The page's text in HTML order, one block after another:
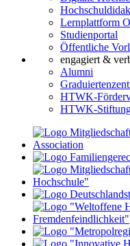
Lernplattform
Studienportal
Öffentliche
engagiert &
Alumni
HTWK-
HTWK-